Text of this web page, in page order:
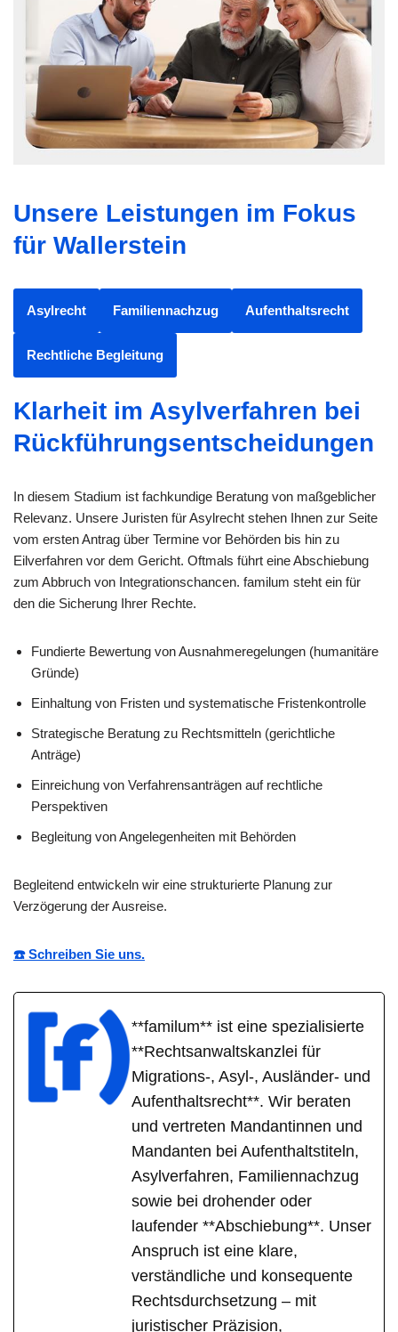
Unsere Leistungen im Fokus
für Wallerstein
Asylrecht Familiennachzug Aufenthaltsrecht
Rechtliche Begleitung
Klarheit im Asylverfahren bei
Rückführungsentscheidungen
In diesem Stadium ist fachkundige Beratung von maßgeblicher
Relevanz. Unsere Juristen für Asylrecht stehen Ihnen zur Seite
vom ersten Antrag über Termine vor Behörden bis hin zu
Eilverfahren vor dem Gericht. Oftmals führt eine Abschiebung
zum Abbruch von Integrationschancen. familum steht ein für
den die Sicherung Ihrer Rechte.
Fundierte Bewertung von Ausnahmeregelungen (humanitäre
Gründe)
Einhaltung von Fristen und systematische Fristenkontrolle
Strategische Beratung zu Rechtsmitteln (gerichtliche
Anträge)
Einreichung von Verfahrensanträgen auf rechtliche
Perspektiven
Begleitung von Angelegenheiten mit Behörden
Begleitend entwickeln wir eine strukturierte Planung zur
Verzögerung der Ausreise.
☎️ Schreiben Sie uns.
**familum** ist eine spezialisierte
**Rechtsanwaltskanzlei für
Migrations-, Asyl-, Ausländer- und
Aufenthaltsrecht**. Wir beraten
und vertreten Mandantinnen und
Mandanten bei Aufenthaltstiteln,
Asylverfahren, Familiennachzug
sowie bei drohender oder
laufender **Abschiebung**. Unser
Anspruch ist eine klare,
verständliche und konsequente
Rechtsdurchsetzung – mit
juristischer Präzision,